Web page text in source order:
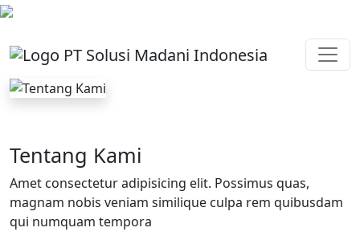
Tentang Kami
Amet consectetur adipisicing elit. Possimus quas,
magnam nobis veniam similique culpa rem quibusdam
qui numquam tempora